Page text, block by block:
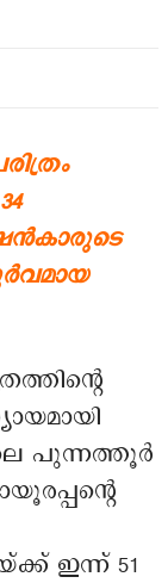
പുന്നത്തൂർ
ഇന്ന് 51